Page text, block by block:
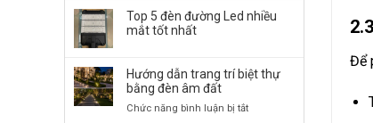
150W,
Sáng
Bền
lắp
Panel
Top 5 đèn đường Led nhiều
mắt tốt nhất
Hướng dẫn trang trí biệt thự
bằng đèn âm đất
Chức năng bình luận bị tắtở
Để